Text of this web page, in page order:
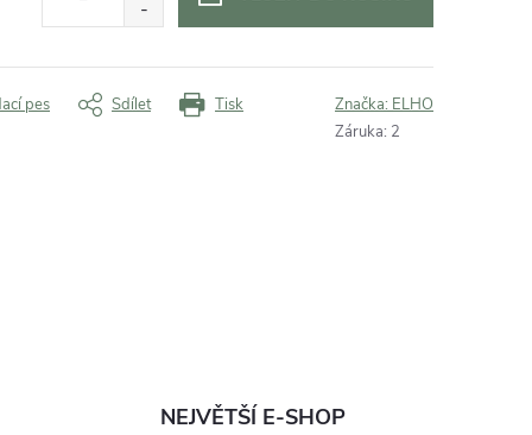
Tisk
pes Sdílet Značka: ELHO
Záruka: 2
NEJVĚTŠÍ E-SHOP